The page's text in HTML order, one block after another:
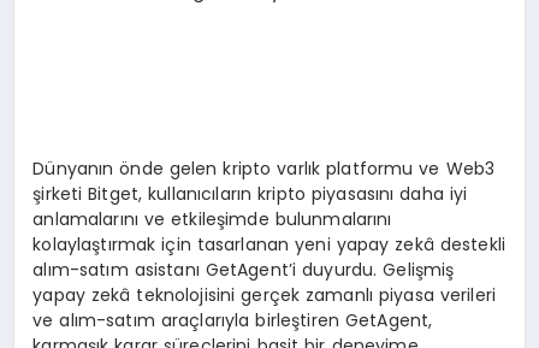
Dünyanın önde gelen kripto varlık platformu ve Web3
şirketi Bitget, kullanıcıların kripto piyasasını daha iyi
anlamalarını ve etkileşimde bulunmalarını
kolaylaştırmak için tasarlanan yeni yapay zekâ destekli
alım-satım asistanı GetAgent’i duyurdu. Gelişmiş
yapay zekâ teknolojisini gerçek zamanlı piyasa verileri
ve alım-satım araçlarıyla birleştiren GetAgent,